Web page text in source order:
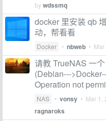
bywdssmq
docker 里安装 qb
动，帮看看
Docker • nbweb •
请教 TrueNAS 一
(Debian---
Operation not
NAS • vonsy • Mar 1,
ragnaroks